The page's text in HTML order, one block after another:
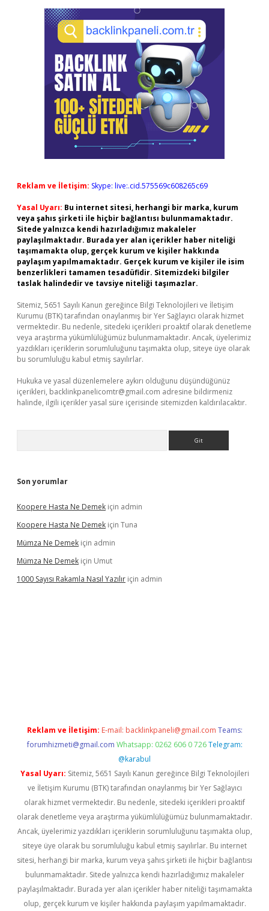
Reklam ve İletişim: Skype: live:.cid.575569c608265c69
Yasal Uyarı: Bu internet sitesi, herhangi bir marka, kurum
veya şahıs şirketi ile hiçbir bağlantısı bulunmamaktadır.
Sitede yalnızca kendi hazırladığımız makaleler
paylaşılmaktadır. Burada yer alan içerikler haber niteliği
taşımamakta olup, gerçek kurum ve kişiler hakkında
paylaşım yapılmamaktadır. Gerçek kurum ve kişiler ile isim
benzerlikleri tamamen tesadüfidir. Sitemizdeki bilgiler
taslak halindedir ve tavsiye niteliği taşımazlar.
Sitemiz, 5651 Sayılı Kanun gereğince Bilgi Teknolojileri ve İletişim
Kurumu (BTK) tarafından onaylanmış bir Yer Sağlayıcı olarak hizmet
vermektedir. Bu nedenle, sitedeki içerikleri proaktif olarak denetleme
veya araştırma yükümlülüğümüz bulunmamaktadır. Ancak, üyelerimiz
yazdıkları içeriklerin sorumluluğunu taşımakta olup, siteye üye olarak
bu sorumluluğu kabul etmiş sayılırlar.
Hukuka ve yasal düzenlemelere aykırı olduğunu düşündüğünüz
içerikleri, backlinkpanelicomtr@gmail.com adresine bildirmeniz
halinde, ilgili içerikler yasal süre içerisinde sitemizden kaldırılacaktır.
Son yorumlar
Koopere Hasta Ne Demek için admin
Koopere Hasta Ne Demek için Tuna
Mümza Ne Demek için admin
Mümza Ne Demek için Umut
1000 Sayısı Rakamla Nasıl Yazılır için admin
Reklam ve İletişim: E-mail: backlinkpaneli@gmail.com Teams:
forumhizmeti@gmail.com Whatsapp: 0262 606 0 726 Telegram:
@karabul
Yasal Uyarı: Sitemiz, 5651 Sayılı Kanun gereğince Bilgi Teknolojileri
ve İletişim Kurumu (BTK) tarafından onaylanmış bir Yer Sağlayıcı
olarak hizmet vermektedir. Bu nedenle, sitedeki içerikleri proaktif
olarak denetleme veya araştırma yükümlülüğümüz bulunmamaktadır.
Ancak, üyelerimiz yazdıkları içeriklerin sorumluluğunu taşımakta olup,
siteye üye olarak bu sorumluluğu kabul etmiş sayılırlar. Bu internet
sitesi, herhangi bir marka, kurum veya şahıs şirketi ile hiçbir bağlantısı
bulunmamaktadır. Sitede yalnızca kendi hazırladığımız makaleler
paylaşılmaktadır. Burada yer alan içerikler haber niteliği taşımamakta
olup, gerçek kurum ve kişiler hakkında paylaşım yapılmamaktadır.